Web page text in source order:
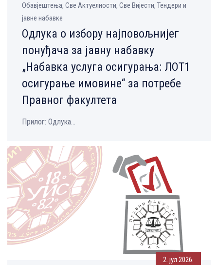
Обавјештења, Све Aктуелности, Све Вијести, Тендери и
јавне набавке
Одлука о избору најповољнијег
понуђача за јавну набавку
„Набавка услуга осигурања: ЛОТ1
осигурање имовине“ за потребе
Правног факултета
Прилог: Одлука...
2. јул 2026.